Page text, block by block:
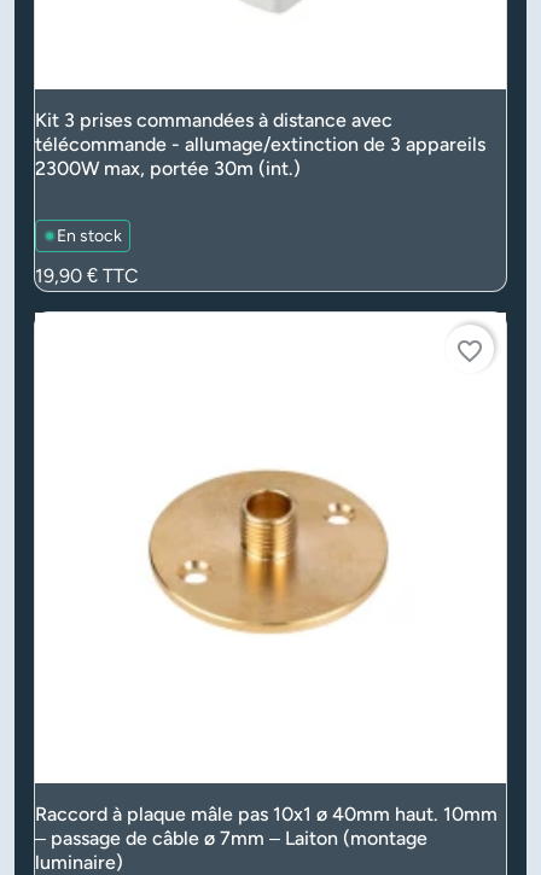
Kit 3 prises commandées à distance avec
télécommande - allumage/extinction de 3 appareils
2300W max, portée 30m (int.)
En stock
Prix
19,90 € TTC
favorite_border
Raccord à plaque mâle pas 10x1 ø 40mm haut. 10mm
– passage de câble ø 7mm – Laiton (montage
luminaire)